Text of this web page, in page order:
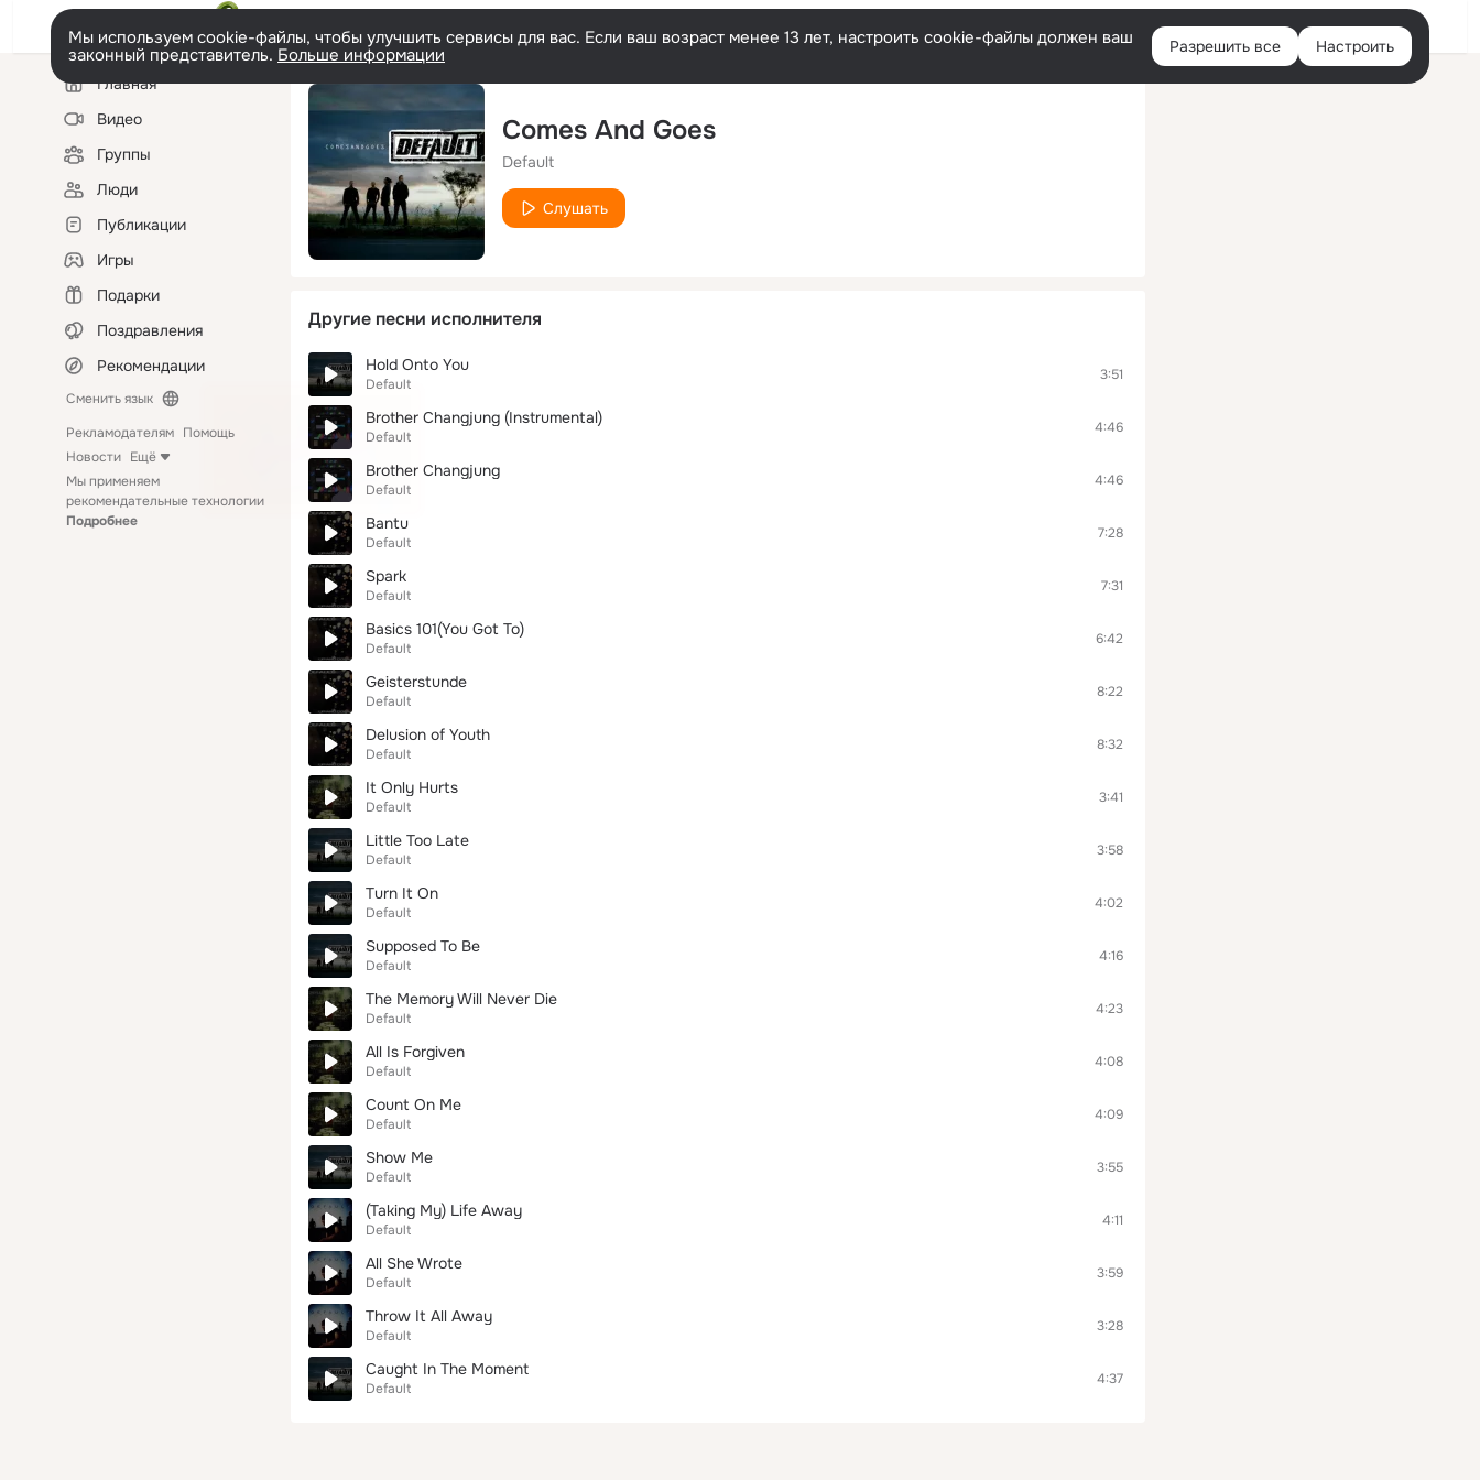
Войти
Мы используем cookie-файлы, чтобы улучшить сервисы для вас. Если ваш возраст менее 13 лет, настроить cookie-файлы должен ваш
законный представитель. Больше информации Разрешить все Настроить
Левая
колонкаГлавная
Видео
Группы
Люди
Публикации
Игры
Подарки
Поздравления
Рекомендации
Сменить язык
Рекламодателям Помощь
Новости Ещё
Мы применяем
рекомендательные технологии
Подробнее
Comes And Goes
Default
Слушать
Другие песни исполнителя
Hold Onto You
Default
3:51
Brother Changjung (Instrumental)
Default
4:46
Brother Changjung
Default
4:46
Bantu
Default
7:28
Spark
Default
7:31
Basics 101(You Got To)
Default
6:42
Geisterstunde
Default
8:22
Delusion of Youth
Default
8:32
It Only Hurts
Default
3:41
Little Too Late
Default
3:58
Turn It On
Default
4:02
Supposed To Be
Default
4:16
The Memory Will Never Die
Default
4:23
All Is Forgiven
Default
4:08
Count On Me
Default
4:09
Show Me
Default
3:55
(Taking My) Life Away
Default
4:11
All She Wrote
Default
3:59
Throw It All Away
Default
3:28
Caught In The Moment
Default
4:37